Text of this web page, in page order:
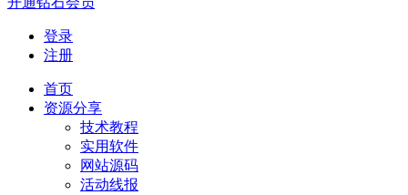
登录
注册
首页
资源分享
技术教程
实用软件
网站源码
活动线报